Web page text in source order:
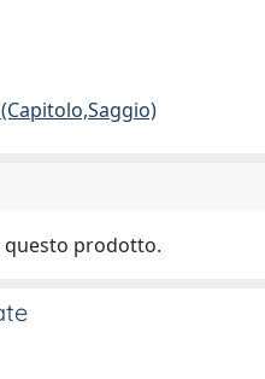
questo prodotto.